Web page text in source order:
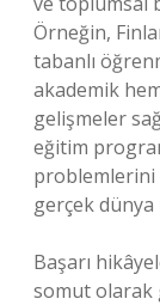
Örneğin,
tabanlı
akademik
gelişmeler
eğitim
problemlerini
gerçek dünya
Başarı
somut olarak